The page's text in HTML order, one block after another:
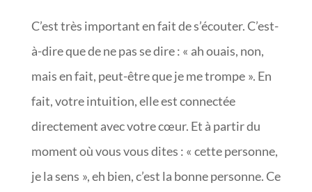
C’est très important en fait de s’écouter. C’est-
à-dire que de ne pas se dire : « ah ouais, non,
mais en fait, peut-être que je me trompe ». En
fait, votre intuition, elle est connectée
directement avec votre cœur. Et à partir du
moment où vous vous dites : « cette personne,
je la sens », eh bien, c’est la bonne personne. Ce